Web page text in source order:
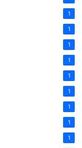
1
1
1
1
1
1
1
1
1